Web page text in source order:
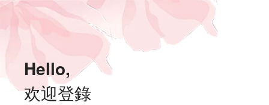
Hello,
欢迎登錄